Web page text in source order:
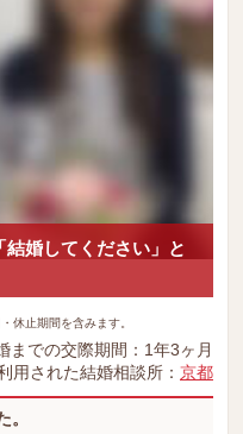
婚してください」と
休止期間を含みます。
までの交際期間：1年3ヶ月
用された結婚相談所： 京都